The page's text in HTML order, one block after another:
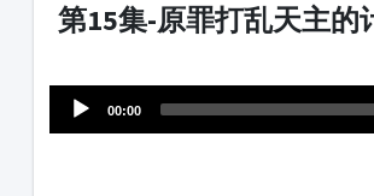
第15集-原罪打乱天主的
Player
00:00